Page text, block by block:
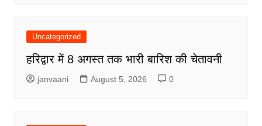
Uncategorized
हरिद्वार में 8 अगस्त तक भारी बारिश की चेतावनी
janvaani August 5, 2026 0